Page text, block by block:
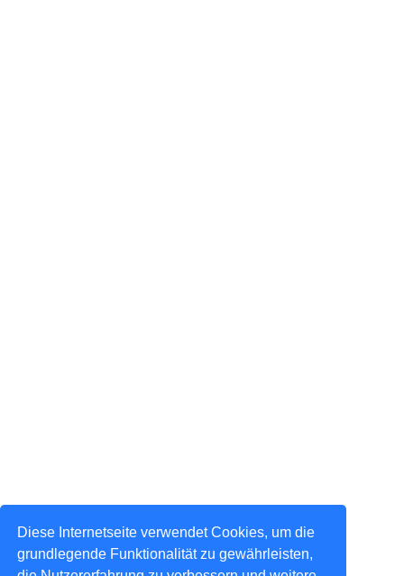
Diese Internetseite verwendet Cookies, um die
grundlegende Funktionalität zu gewährleisten,